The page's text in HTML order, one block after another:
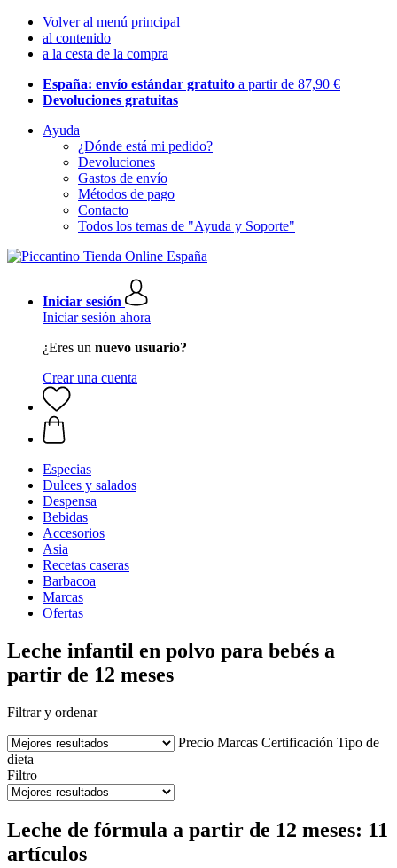
Volver al menú principal
al contenido
a la cesta de la compra
España: envío estándar gratuito a partir de 87,90 €
Devoluciones gratuitas
Ayuda
¿Dónde está mi pedido?
Devoluciones
Gastos de envío
Métodos de pago
Contacto
Todos los temas de "Ayuda y Soporte"
Iniciar sesión
Iniciar sesión ahora
¿Eres un nuevo usuario?
Crear una cuenta
Especias
Dulces y salados
Despensa
Bebidas
Accesorios
Asia
Recetas caseras
Barbacoa
Marcas
Ofertas
Leche infantil en polvo para bebés a
partir de 12 meses
Filtrar y ordenar
Precio Marcas Certificación Tipo de
dieta
Filtro
Leche de fórmula a partir de 12 meses: 11
artículos